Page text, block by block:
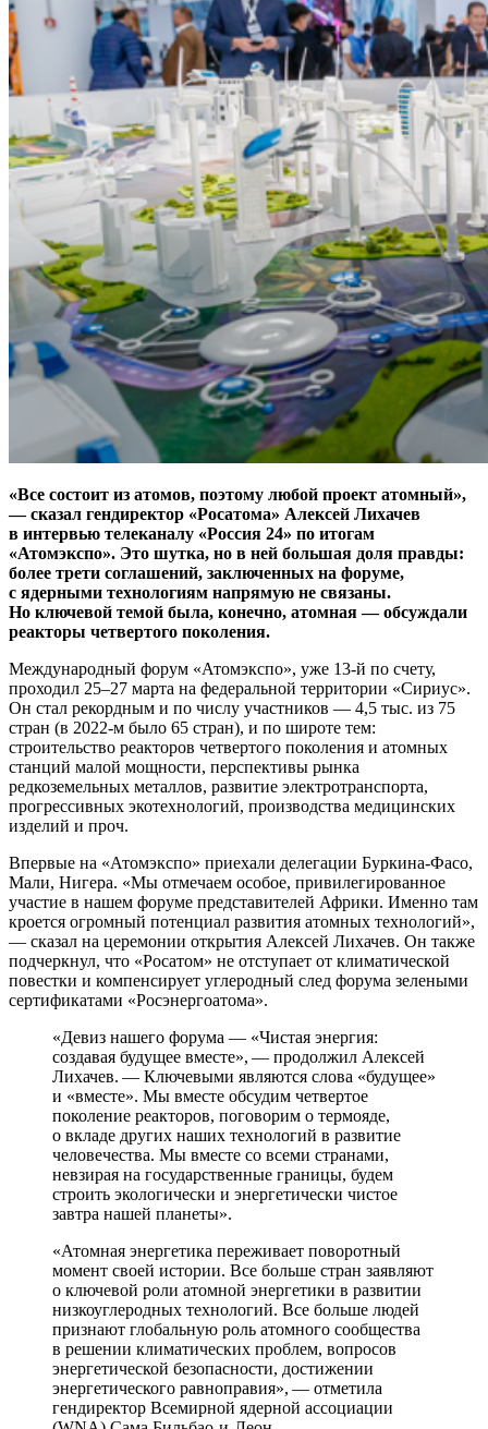
«Все состоит из атомов, поэтому любой проект атомный»,
— ​сказал гендиректор «Росатома» Алексей Лихачев
в интервью телеканалу «Россия 24» по итогам
«Атомэкспо». Это шутка, но в ней большая доля правды:
более трети соглашений, заключенных на форуме,
с ядерными технологиям напрямую не связаны.
Но ключевой темой была, конечно, атомная — ​обсуждали
реакторы четвертого поколения.
Международный форум «Атомэкспо», уже 13‑й по счету,
проходил 25–27 марта на федеральной территории «Сириус».
Он стал рекордным и по числу участников — ​4,5 тыс. из 75
стран (в 2022‑м было 65 стран), и по широте тем:
строительство реакторов четвертого поколения и атомных
станций малой мощности, перспективы рынка
редкоземельных металлов, развитие электротранспорта,
прогрессивных экотехнологий, производства медицинских
изделий и проч.
Впервые на «Атомэкспо» приехали делегации Буркина-Фасо,
Мали, Нигера. «Мы отмечаем особое, привилегированное
участие в нашем форуме представителей Африки. Именно там
кроется огромный потенциал развития атомных технологий»,
— ​сказал на церемонии открытия Алексей Лихачев. Он также
подчеркнул, что «Росатом» не отступает от климатической
повестки и компенсирует углеродный след форума зелеными
сертификатами «Росэнергоатома».
«Девиз нашего форума — ​«Чистая энергия:
создавая будущее вместе», — ​продолжил Алексей
Лихачев. — ​Ключевыми являются слова «будущее»
и «вместе». Мы вместе обсудим четвертое
поколение реакторов, поговорим о термояде,
о вкладе других наших технологий в развитие
человечества. Мы вместе со всеми странами,
невзирая на государственные границы, будем
строить экологически и энергетически чистое
завтра нашей планеты».
«Атомная энергетика переживает поворотный
момент своей истории. Все больше стран заявляют
о ключевой роли атомной энергетики в развитии
низкоуглеродных технологий. Все больше людей
признают глобальную роль атомного сообщества
в решении климатических проблем, вопросов
энергетической безопасности, достижении
энергетического равноправия», — ​отметила
гендиректор Всемирной ядерной ассоциации